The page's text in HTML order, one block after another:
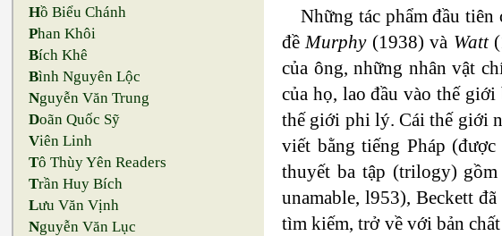
Hồ Biểu Chánh
Phan Khôi
Bích Khê
Bình Nguyên Lộc
Nguyễn Văn Trung
Doãn Quốc Sỹ
Viên Linh
Tô Thùy Yên Readers
Trần Huy Bích
Lưu Văn Vịnh
Nguyễn Văn Lục
Những tác phẩm đầu
đềMurphy(1938) và Watt
của ông, những nhân vật
của họ, lao đầu vào thế
thế giới phi lý. Cái thế giới
viết bằng tiếng Pháp
thuyết ba tập (trilogy)
unamable, l953), Beckett
tìm kiếm, trở về với bản